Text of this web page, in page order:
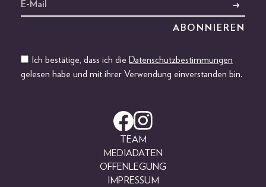
Ich bestätige, dass ich die Datenschutzbestimmungen
gelesen habe und mit ihrer Verwendung einverstanden bin.
TEAM
MEDIADATEN
OFFENLEGUNG
IMPRESSUM